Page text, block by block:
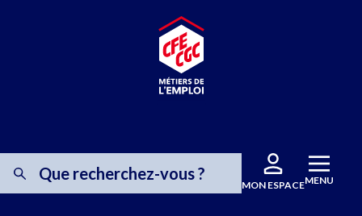
MON ESPACEMENU